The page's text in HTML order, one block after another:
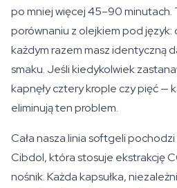
po mniej więcej 45–90 minutach.
porównaniu z olejkiem pod język:
każdym razem masz identyczną
smaku. Jeśli kiedykolwiek
kapnęły cztery krople czy pięć —
eliminują ten problem.
Cała nasza linia softgeli
Cibdol, która stosuje ekstrakcję
nośnik. Każda kapsułka,